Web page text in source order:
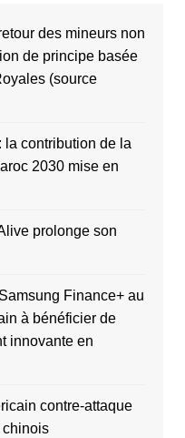
des mineurs non
de principe basée
(source
contribution de la
2030 mise en
prolonge son
Finance+ au
à bénéficier de
innovante en
contre-attaque
chinois